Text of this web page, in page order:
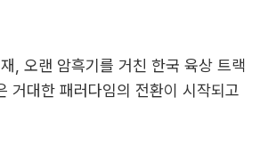
, 오랜 암흑기를 거친 한국 육상 트랙
거대한 패러다임의 전환이 시작되고